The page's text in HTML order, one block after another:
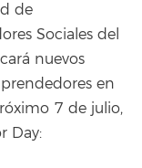
de
Sociales del
nuevos
en
7 de julio,
Day: